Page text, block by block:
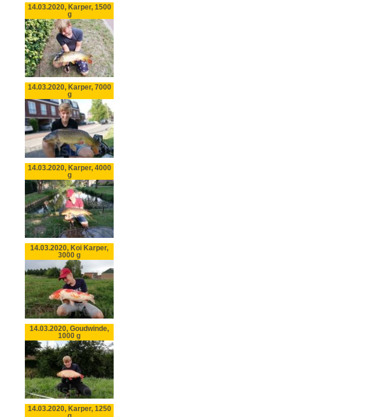
14.03.2020, Karper, 1500
g
14.03.2020, Karper, 7000
g
14.03.2020, Karper, 4000
g
14.03.2020, Koi Karper,
3000 g
14.03.2020, Goudwinde,
1000 g
14.03.2020, Karper, 1250